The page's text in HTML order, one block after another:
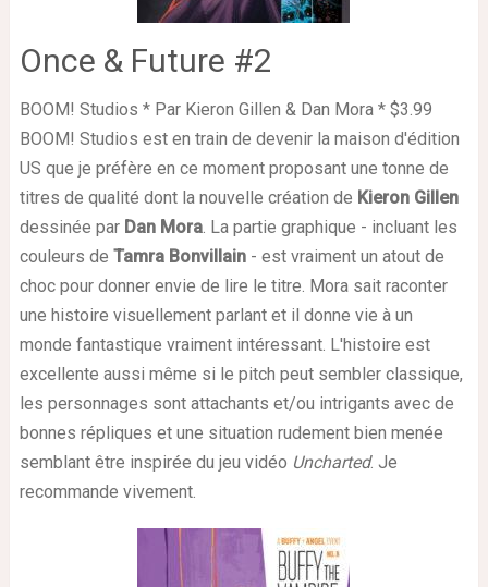
Once & Future #2
BOOM! Studios * Par Kieron Gillen & Dan Mora * $3.99
BOOM! Studios est en train de devenir la maison d'édition
US que je préfère en ce moment proposant une tonne de
titres de qualité dont la nouvelle création de Kieron Gillen
dessinée par Dan Mora. La partie graphique - incluant les
couleurs de Tamra Bonvillain- est vraiment un atout de
choc pour donner envie de lire le titre. Mora sait raconter
une histoire visuellement parlant et il donne vie à un
monde fantastique vraiment intéressant. L'histoire est
excellente aussi même si le pitch peut sembler classique,
les personnages sont attachants et/ou intrigants avec de
bonnes répliques et une situation rudement bien menée
semblant être inspirée du jeu vidéo Uncharted. Je
recommande vivement.